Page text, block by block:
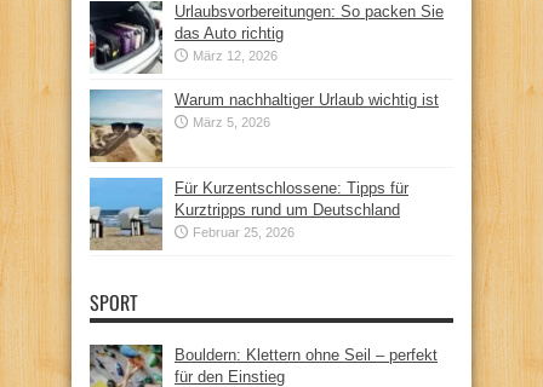
Urlaubsvorbereitungen: So packen Sie
das Auto richtig
März 12, 2026
Warum nachhaltiger Urlaub wichtig ist
März 5, 2026
Für Kurzentschlossene: Tipps für
Kurztripps rund um Deutschland
Februar 25, 2026
SPORT
Bouldern: Klettern ohne Seil – perfekt
für den Einstieg